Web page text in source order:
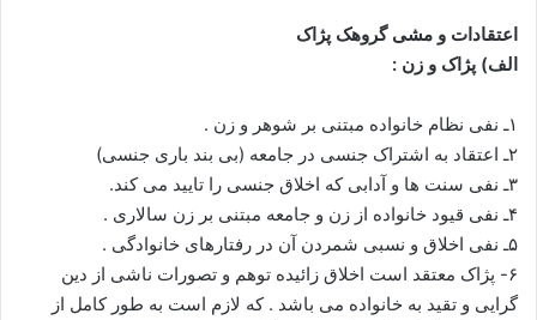
اعتقادات و مشی گروهک پژاک
الف) پژاک و زن :
۱ـ نفی نظام خانواده مبتنی بر شوهر و زن .
۲ـ اعتقاد به اشتراک جنسی در جامعه (بی بند باری جنسی)
۳ـ نفی سنت ها و آدابی که اخلاق جنسی را تایید می کند.
۴ـ نفی قیود خانواده از زن و جامعه مبتنی بر زن سالاری .
۵ـ نفی اخلاق و نسبی شمردن آن در رفتارهای خانوادگی .
۶- پژاک معتقد است اخلاق زائیده توهم و تصورات ناشی از دین
گرایی و تقید به خانواده می باشد . که لازم است به طور کامل از